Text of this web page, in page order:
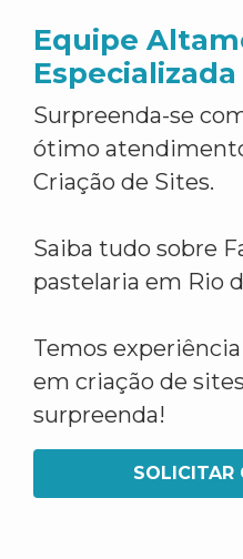
Equipe
Especializada
Surpreenda-se
ótimo
Criação de Sites.
Saiba tudo sobre
pastelaria em Rio
Temos
em criação de
surpreenda!
SOLICITAR